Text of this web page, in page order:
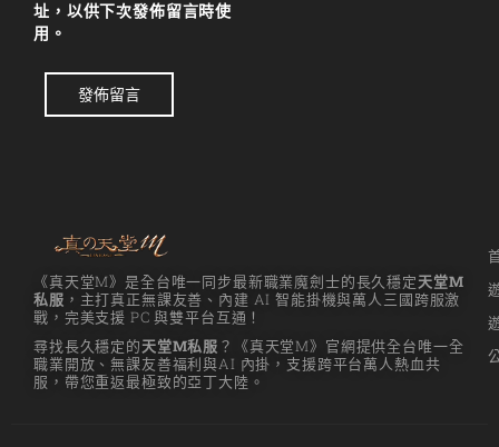
址，以供下次發佈留言時使
用。
發佈留言
《真天堂M》是全台唯一同步最新職業魔劍士的長久穩定天堂M
私服 ，主打真正無課友善、內建 AI 智能掛機與萬人三國跨服激
戰，完美支援 PC 與雙平台互通！
尋找長久穩定的天堂M私服 ？《真天堂M》官網提供全台唯一全
職業開放、無課友善福利與AI 內掛，支援跨平台萬人熱血共
服，帶您重返最極致的亞丁大陸。